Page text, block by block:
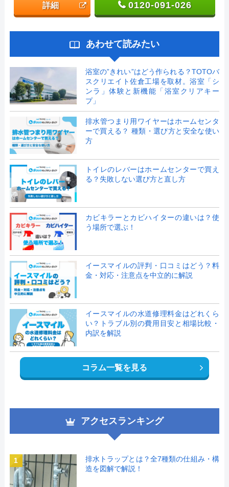
詳細 0120-091-026
あわせて読みたい
浴室の”きれい”はどう作られる？TOTOバ
スクリエイト佐倉工場を取材。浴室「シ
ンラ」体験と新機能「浴室クリアキー
プ」
排水管つまり用ワイヤーはホームセンタ
ーで買える？ 種類・選び方と安全な使い
方
トイレのレバーはホームセンターで買え
る？失敗しない選び方と直し方
カビキラーとカビハイターの違いは？使
う場所で選ぶ！
イースマイルの評判・口コミはどう？料
金・対応・注意点を中立的に解説
イースマイルの水道修理料金はどれくら
い？トラブル別の費用目安と相場比較・
内訳を解説
コラム一覧を見る
アクセスランキング
1
排水トラップとは？全7種類の仕組み・構
造を図解で解説！